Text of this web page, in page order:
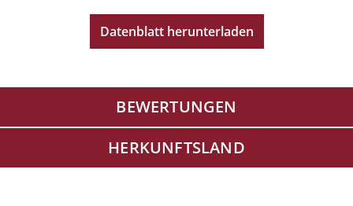
Datenblatt herunterladen
BEWERTUNGEN
HERKUNFTSLAND